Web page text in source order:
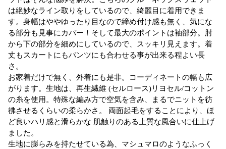
は絶妙なライン取りをしているので、綺麗目に着用できま
す。身幅はややゆったり目なので締め付け感も無く、気にな
る部分も見事にカバー！そして最大のポイントは袖部分。肘
から下の部分を細めにしているので、スッキリ見えます。着
丈もスカートにもパンツにも合わせる事が出来る程よい長
さ。
お家着だけで無く、外着にも是非。コーディネートの幅も広
がります。生地は、再生繊維 (セルロース)リヨセル/コットン
の糸を使用。特殊な編み方で空気を含み、まるでニットを彷
彿させるくらいの柔らかさ。 両面起毛をすることにより、ほ
ど良いハリ感と滑らかな 肌触りのある上質な風合いに仕上げ
ました。
生地に膨らみを持たせている為、マシュマロのようなふっく